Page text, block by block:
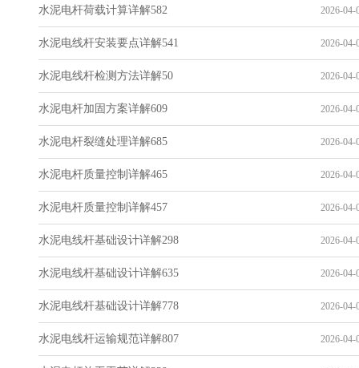
水泥电杆荷载计算详解582 2026-04-
水泥电线杆安装要点详解541 2026-04-
水泥电线杆检测方法详解50 2026-04-
水泥电杆加固方案详解609 2026-04-
水泥电杆裂缝处理详解685 2026-04-
水泥电杆质量控制详解465 2026-04-
水泥电杆质量控制详解457 2026-04-
水泥电线杆基础设计详解298 2026-04-
水泥电线杆基础设计详解635 2026-04-
水泥电线杆基础设计详解778 2026-04-
水泥电线杆运输规范详解807 2026-04-